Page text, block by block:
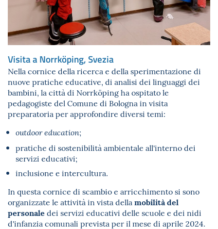
Visita a Norrköping, Svezia
Nella cornice della ricerca e della sperimentazione di
nuove pratiche educative, di analisi dei linguaggi dei
bambini, la città di Norrköping ha ospitato le
pedagogiste del Comune di Bologna in visita
preparatoria per approfondire diversi temi:
outdoor education;
pratiche di sostenibilità ambientale all'interno dei
servizi educativi;
inclusione e intercultura.
In questa cornice di scambio e arricchimento si sono
organizzate le attività in vista della mobilità del
personale dei servizi educativi delle scuole e dei nidi
d'infanzia comunali prevista per il mese di aprile 2024.